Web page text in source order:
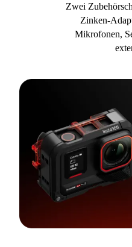
Zwei
Zinken-
Mikrofonen,